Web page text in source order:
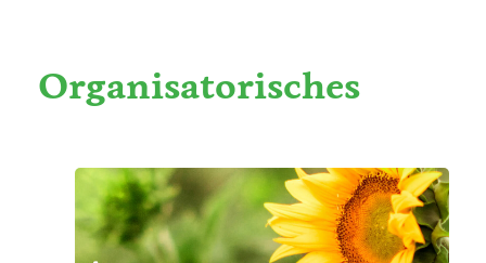
Organisatorisches